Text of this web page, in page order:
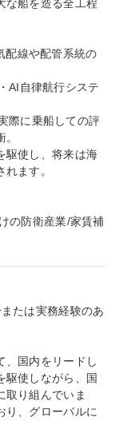
な船を造る全工程
配線や配管系統の
AI自律航行システ
際に乗船しての評
駆使し、将来は海
ます。
の防衛産業/家賃補
たは実務経験のあ
国内をリードし
駆使しながら、国
取り組んでいま
り、グローバルに